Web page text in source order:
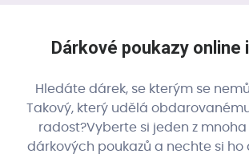
Dárkové poukazy online
Hledáte dárek, se kterým se
Takový, který udělá
radost?Vyberte si jeden z
dárkových poukazů a nechte si ho